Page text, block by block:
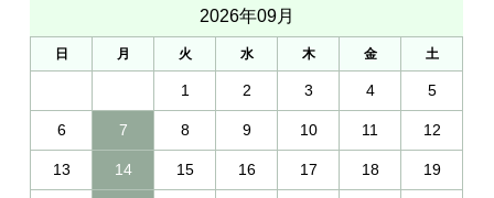
2026年09月
日 月 火 水 木 金 土
1 2 3 4 5
6 7 8 9 10 11 12
13 14 15 16 17 18 19